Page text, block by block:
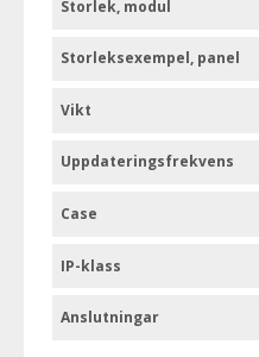
Storlek, modul
Storleksexempel, panel
Vikt
Uppdateringsfrekvens
Case
IP-klass
Anslutningar